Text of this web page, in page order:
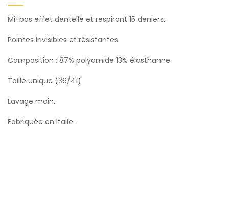
Mi-bas effet dentelle et respirant 15 deniers.
Pointes invisibles et résistantes
Composition : 87% polyamide 13% élasthanne.
Taille unique (36/41)
Lavage main.
Fabriquée en Italie.